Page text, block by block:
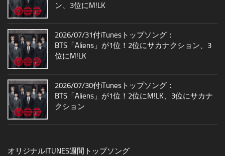
ン、3位にM!LK
2026/07/31付iTunesトップソング：
BTS「Aliens」が1位！2位にサカナクション、3
位にM!LK
2026/07/30付iTunesトップソング：
BTS「Aliens」が1位！2位にM!LK、3位にサカナ
クション
オリジナルITUNES週間トップソング